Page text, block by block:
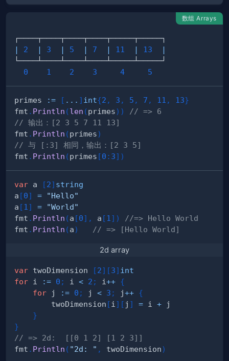
数组 Arrays
|
2 | 3 | 5 | 7 | 11 | 13
|
0
1 2 3 4 5
primes := [ ... ] int{2 , 3 , 5 , 7 , 11 , 13}
fmt . Println (len (primes) )
// => 6
// 输出：[2 3 5 7 11 13]
fmt . Println (primes)
// 与 [:3] 相同，输出：[2 3 5]
fmt . Println (primes [0 : 3] )
var a [2] string
a [0] =
"Hello"
a [1] =
"World"
fmt . Println (a [0] , a [1] )
//=> Hello World
fmt . Println (a) // => [Hello World]
2d array
var twoDimension [2] [3] int
for i := 0 ; i < 2 ; i++ {
for j := 0 ; j < 3 ; j++ {
        twoDimension
[i] [ j ] = i +
}
}
// => 2d:  [[0 1 2] [1 2 3]]
fmt . Println ( "2d: " , twoDimension)